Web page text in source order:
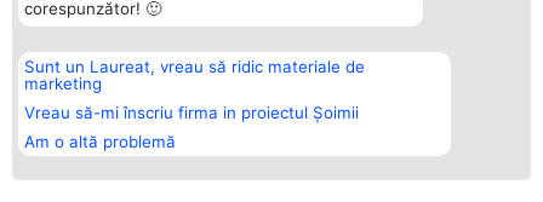
corespunzător! 🙂
Sunt un Laureat, vreau să ridic materiale de
marketing
Vreau să-mi înscriu firma in proiectul Șoimii
Am o altă problemă
Organizator Ranking
BRIGHT SOLUTIONS BR SRL
Aleea Timisul De Sus 2 Bl. A30
Sc. A Et. 4 Ap. 13 Cod 061952
București
CUI 36737675
Plebiscyt
Lista Tuturor
Laureaților
Statut
Contact